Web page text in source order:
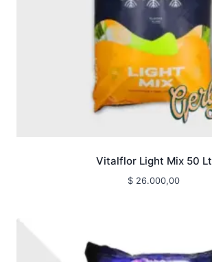
Vitalflor Light Mix 50 Lt
$ 26.000,00